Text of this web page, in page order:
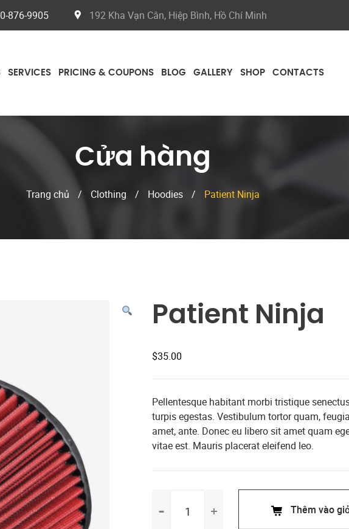
876-9905 192 Kha Vạn Cân, Hiệp Bình, Hồ Chí Minh
SERVICES PRICING & COUPONS BLOG GALLERY SHOP CONTACTS
Cửa hàng
Trang chủ / Clothing / Hoodies / Patient Ninja
Patient Ninja
$35.00
Pellentesque habitant morbi tristique
turpis egestas. Vestibulum tortor quam,
amet, ante. Donec eu libero sit amet quam
vitae est. Mauris placerat eleifend leo.
Ninja
Thêm vào